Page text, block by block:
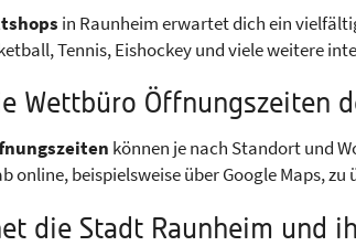
in Raunheim erwartet dich ein
Tennis, Eishockey und viele weitere
Wettbüro Öffnungszeiten
können je nach Standort und
online, beispielsweise über Google Maps,
die Stadt Raunheim und